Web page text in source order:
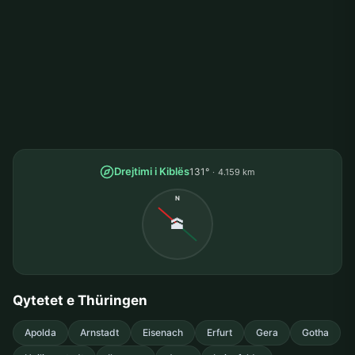
Drejtimi i Kiblës131° 4.159 km
N
🕋
Qytetet e Thüringen
Apolda Arnstadt Eisenach Erfurt Gera Gotha